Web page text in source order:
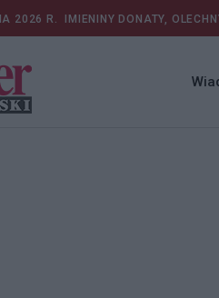
2026 R. IMIENINY DONATY,